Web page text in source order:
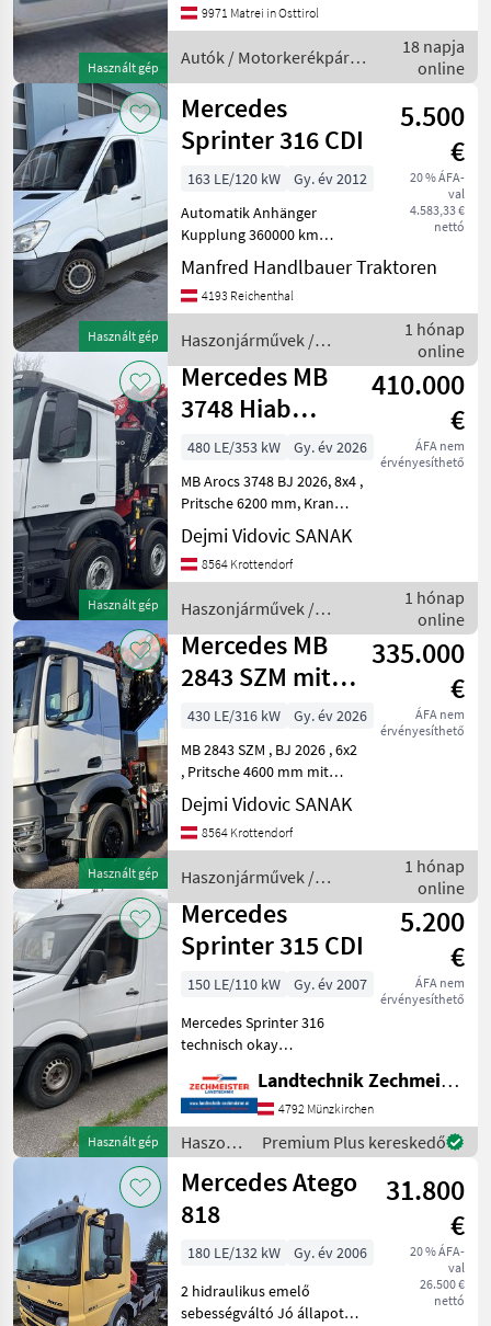
Marketplace
ajánlatok
Apróhirdetések
Használt gép
Rost Pickerl bis 08.2027
Sebességváltó, Üzemany
9971 Matrei in Osttirol
Autók / Motorkerékpárok
/ Mercedes
18 napja
online
Használt gép
Mercedes
Sprinter 316 CDI
5.500
€
20 % ÁFA-
val
4.583,33 €
nettó
163 LE/120 kW
Gy. év 2012
Automatik Anhänger
Kupplung 360000 km
Pickerl bis 1.2027
Haszonjárművek
Transporter 3, 5 tonnáig
Manfred Handlbauer Traktoren
4193 Reichenthal
Haszonjárművek /
Mercedes
1 hónap
online
Használt gép
Mercedes MB
3748 Hiab
Palfinger Fassi
F905
410.000
€
ÁFA nem
érvényesíthető
480 LE/353 kW
Gy. év 2026
MB Arocs 3748 BJ 2026, 8x4 ,
Pritsche 6200 mm, Kran
Fassi F905-7 JIB-6 Seilwinde
, Frontabstützung zu
verkaufen Haszonjárművek
Dejmi Vidovic SANAK
8564 Krottendorf
Haszonjárművek /
Mercedes
1 hónap
online
Használt gép
Mercedes MB
2843 SZM mit
Hiab Palfinger
Fassi F545-6 JIB-
335.000
€
ÁFA nem
érvényesíthető
430 LE/316 kW
Gy. év 2026
MB 2843 SZM , BJ 2026 , 6x2
, Pritsche 4600 mm mit
Fassi F545-6 JIB-6 ,
Seilwinde zu verkaufen. !!!!
IMPORT LKW !!!!
Tehergépkocsi
Dejmi Vidovic SANAK
8564 Krottendorf
Haszonjárművek /
Mercedes
1 hónap
online
Használt gép
Mercedes
Sprinter 315 CDI
5.200
€
ÁFA nem
érvényesíthető
150 LE/110 kW
Gy. év 2007
Mercedes Sprinter 316
technisch okay
jedoch Rost schaden
heckantrieb BJ 11 2007,
weinig Km 198000
Üzemanyag:
Haszonjárművek
Transporter 3, 5
Landtechnik Zechmeister GmbH & Co KG
4792 Münzkirchen
Haszonjárművek
/
Mercedes
Premium Plus kereskedő
Mercedes Atego
818
31.800
€
20 % ÁFA-
val
26.500 €
nettó
180 LE/132 kW
Gy. év 2006
2 hidraulikus emelő
sebességváltó Jó állapotú